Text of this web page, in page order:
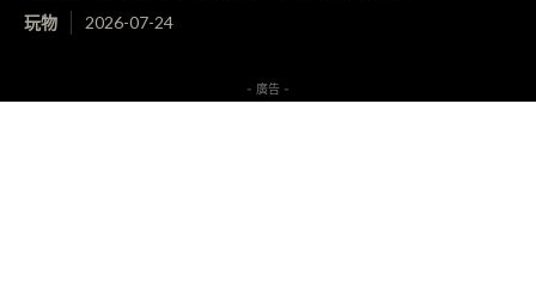
玩物 2026-07-24
- 廣告 -